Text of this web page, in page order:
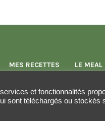
MES RECETTES LE MEAL
et fonctionnalités
sont téléchargés ou stockés